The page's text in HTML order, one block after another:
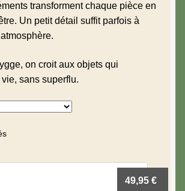
la table
transforment chaque pièce en
Un petit détail suffit parfois à
on croit aux objets qui
sans superflu.
49,95€